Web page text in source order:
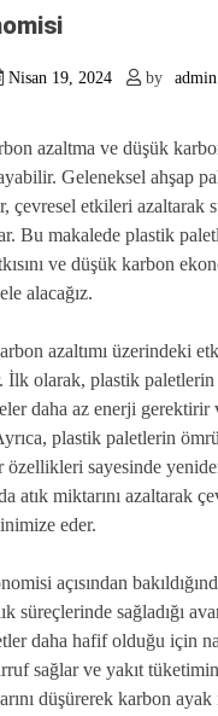
Nisan 19, 2024 by admin
azaltma ve düşük
Geleneksel ahşap
çevresel etkileri azaltarak
Bu makalede plastik
ve düşük karbon
alacağız.
azaltımı üzerindeki
olarak, plastik paletlerin
daha az enerji gerektirir
Ayrıca, plastik paletlerin
özellikleri sayesinde
atık miktarını azaltarak
eder.
açısından
süreçlerinde sağladığı
daha hafif olduğu için
sağlar ve yakıt
düşürerek karbon ayak